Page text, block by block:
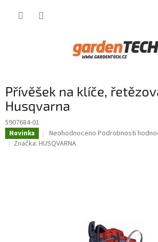
Přívěšek na klíče,
Husqvarna
5907684-01
Novinka
Průměrné
hodnocení
Neohodnoceno Podrobnosti
Značka: HUSQVARNA